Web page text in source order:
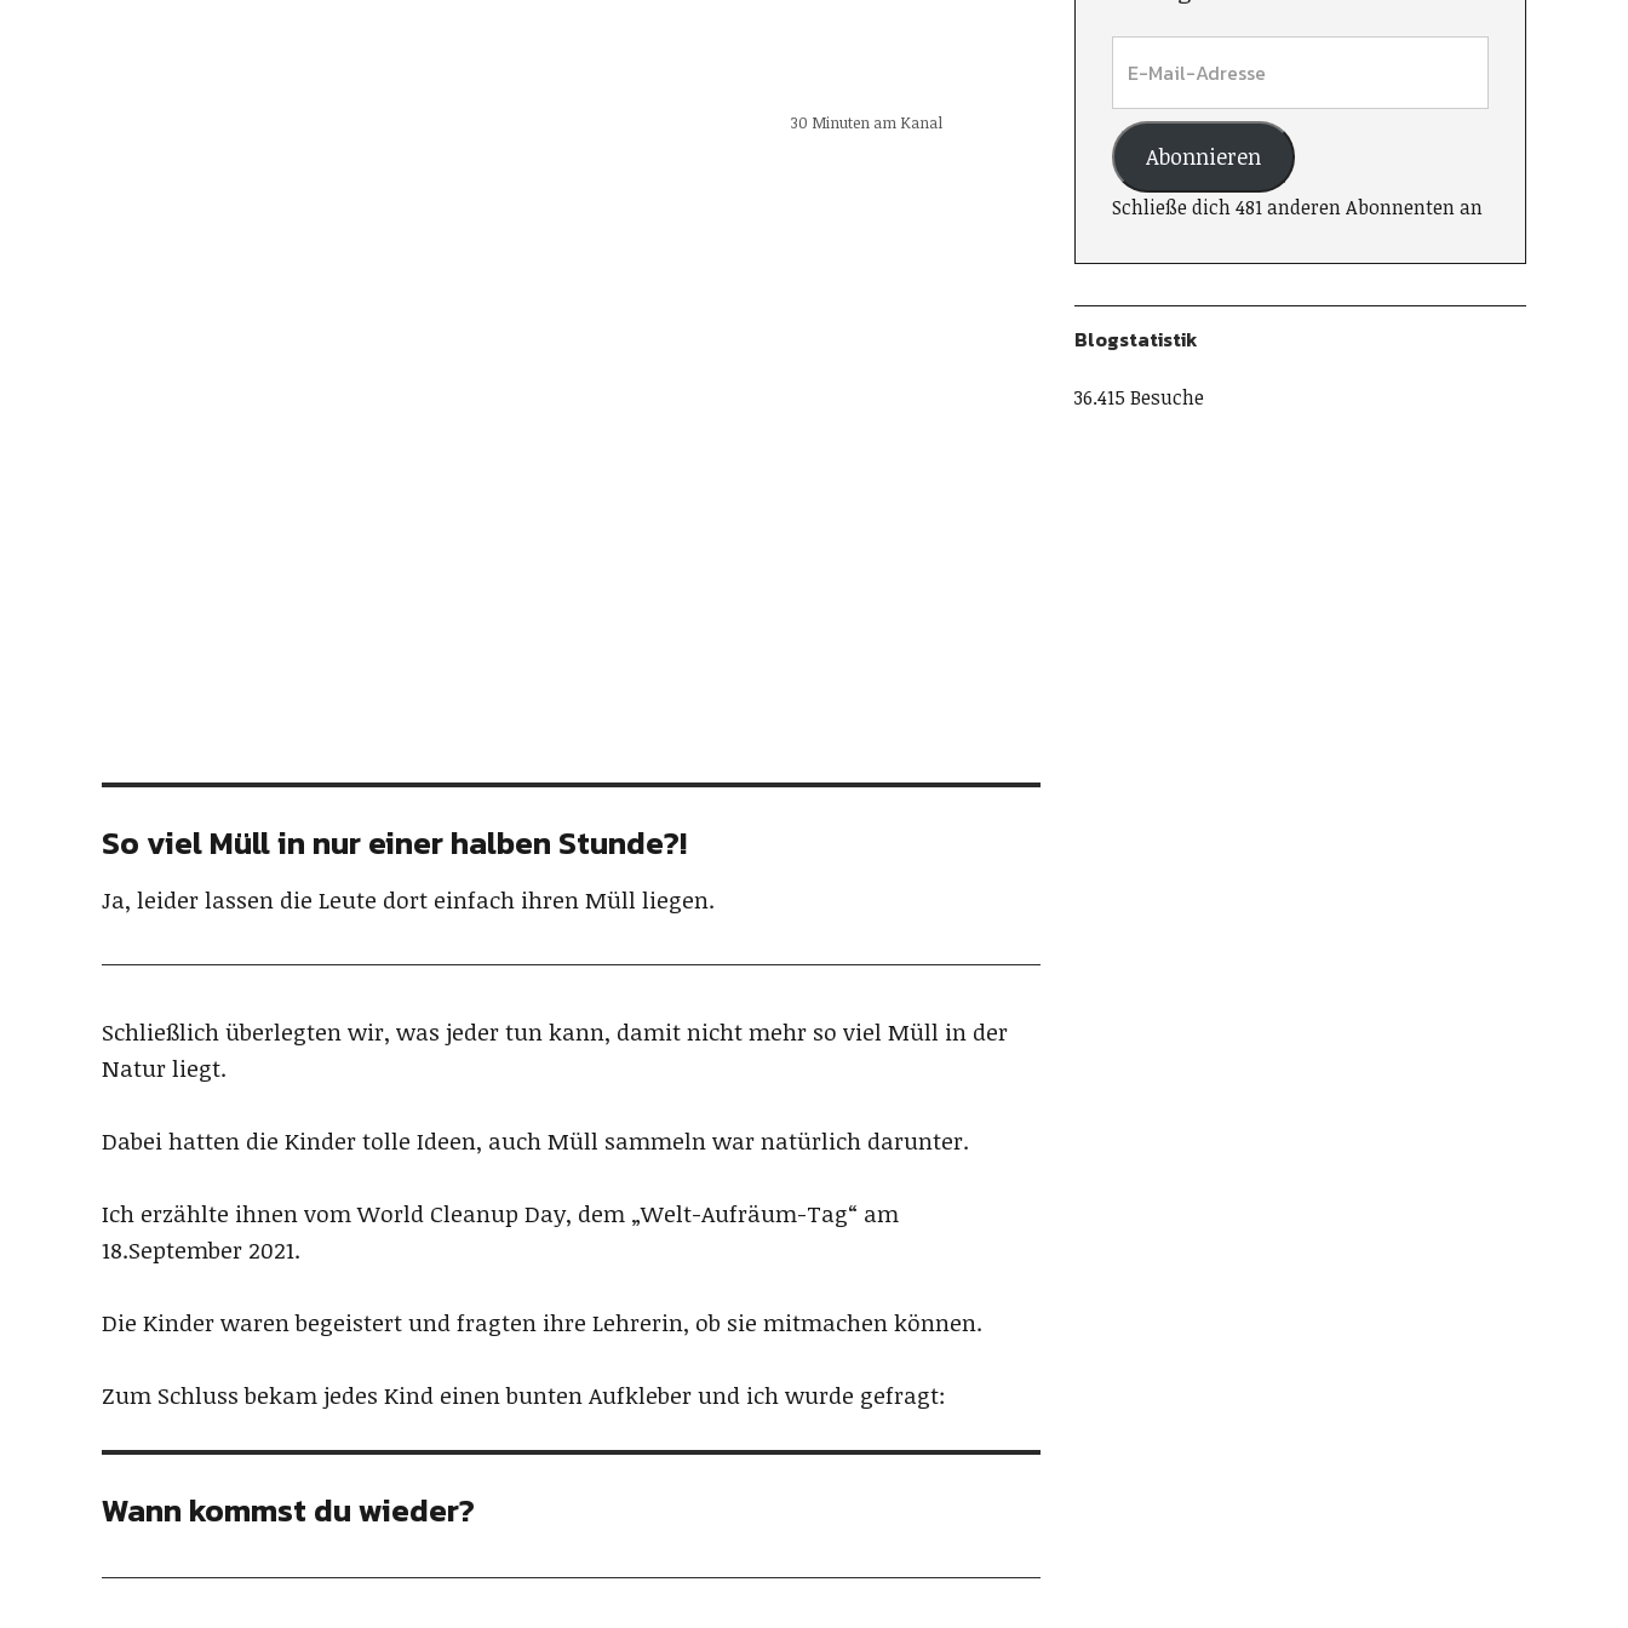
30 Minuten am Kanal
So viel Müll in nur einer halben Stunde?!
Ja, leider lassen die Leute dort einfach ihren Müll liegen.
Schließlich überlegten wir, was jeder tun kann, damit nicht mehr so viel Müll in der
Natur liegt.
Dabei hatten die Kinder tolle Ideen, auch Müll sammeln war natürlich darunter.
Ich erzählte ihnen vom World Cleanup Day, dem „Welt-Aufräum-Tag“ am
18.September 2021.
Die Kinder waren begeistert und fragten ihre Lehrerin, ob sie mitmachen können.
Zum Schluss bekam jedes Kind einen bunten Aufkleber und ich wurde gefragt:
Wann kommst du wieder?
Abonnieren
Schließe dich 481 anderen Abonnenten an
Blogstatistik
36.415 Besuche